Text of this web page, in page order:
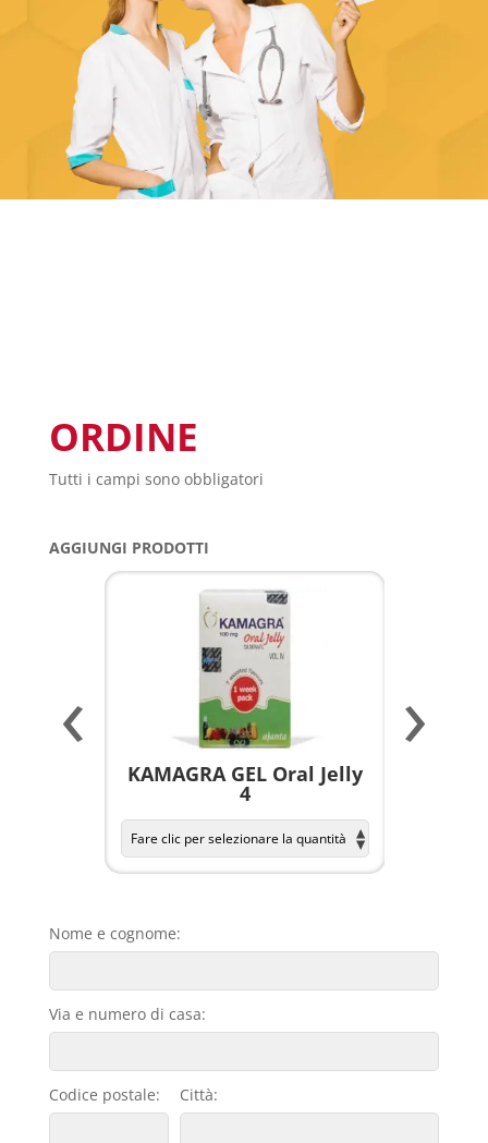
ORDINE
Tutti i campi sono obbligatori
AGGIUNGI PRODOTTI
KAMAGRA GEL Oral Jelly
4
‹ ›
Nome e cognome:
Via e numero di casa:
Codice postale: Città: